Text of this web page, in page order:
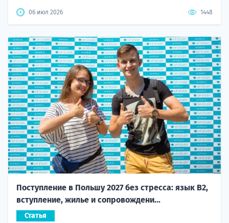
06 июл 2026 1448
Поступление в Польшу 2027 без стресса: язык B2,
вступление, жилье и сопровождени...
Статья